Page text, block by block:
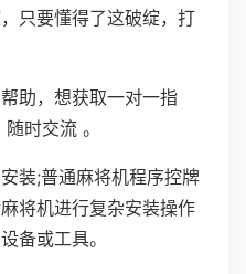
只要懂得了这破绽，打
助，想获取一对一指
时交流 。
装;普通麻将机程序控牌
将机进行复杂安装操作
备或工具。